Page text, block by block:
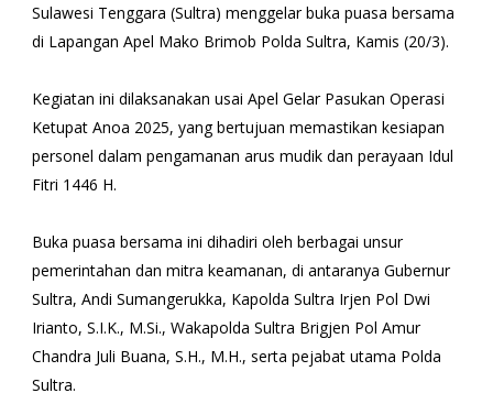
Sulawesi Tenggara (Sultra) menggelar buka puasa bersama
di Lapangan Apel Mako Brimob Polda Sultra, Kamis (20/3).
Kegiatan ini dilaksanakan usai Apel Gelar Pasukan Operasi
Ketupat Anoa 2025, yang bertujuan memastikan kesiapan
personel dalam pengamanan arus mudik dan perayaan Idul
Fitri 1446 H.
Buka puasa bersama ini dihadiri oleh berbagai unsur
pemerintahan dan mitra keamanan, di antaranya Gubernur
Sultra, Andi Sumangerukka, Kapolda Sultra Irjen Pol Dwi
Irianto, S.I.K., M.Si., Wakapolda Sultra Brigjen Pol Amur
Chandra Juli Buana, S.H., M.H., serta pejabat utama Polda
Sultra.